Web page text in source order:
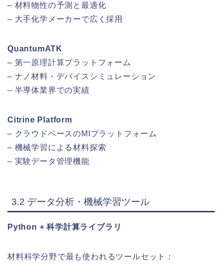
– 材料物性の予測と最適化
– 大手化学メーカーで広く採用
QuantumATK
– 第一原理計算プラットフォーム
– ナノ材料・デバイスシミュレーション
– 半導体業界での実績
Citrine Platform
– クラウドベースのMIプラットフォーム
– 機械学習による材料探索
– 実験データ管理機能
3.2 データ分析・機械学習ツール
Python + 科学計算ライブラリ
材料科学分野で最も使われるツールセット：